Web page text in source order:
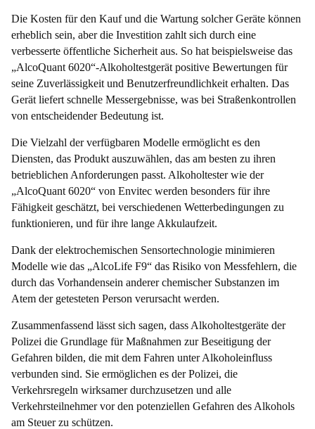
k
o
h
o
l
t
e
s
r
A
L
K
O
T
O
P
L
U
S
+
E
i
s
t
e
l
l
u
n
g
Die Kosten für den Kauf und die Wartung solcher Geräte können
erheblich sein, aber die Investition zahlt sich durch eine
verbesserte öffentliche Sicherheit aus. So hat beispielsweise das
„AlcoQuant 6020“-Alkoholtestgerät positive Bewertungen für
seine Zuverlässigkeit und Benutzerfreundlichkeit erhalten. Das
Gerät liefert schnelle Messergebnisse, was bei Straßenkontrollen
von entscheidender Bedeutung ist.
Die Vielzahl der verfügbaren Modelle ermöglicht es den
Diensten, das Produkt auszuwählen, das am besten zu ihren
betrieblichen Anforderungen passt. Alkoholtester wie der
„AlcoQuant 6020“ von Envitec werden besonders für ihre
Fähigkeit geschätzt, bei verschiedenen Wetterbedingungen zu
funktionieren, und für ihre lange Akkulaufzeit.
Dank der elektrochemischen Sensortechnologie minimieren
Modelle wie das „AlcoLife F9“ das Risiko von Messfehlern, die
durch das Vorhandensein anderer chemischer Substanzen im
Atem der getesteten Person verursacht werden.
Zusammenfassend lässt sich sagen, dass Alkoholtestgeräte der
Polizei die Grundlage für Maßnahmen zur Beseitigung der
Gefahren bilden, die mit dem Fahren unter Alkoholeinfluss
verbunden sind. Sie ermöglichen es der Polizei, die
Verkehrsregeln wirksamer durchzusetzen und alle
Verkehrsteilnehmer vor den potenziellen Gefahren des Alkohols
am Steuer zu schützen.